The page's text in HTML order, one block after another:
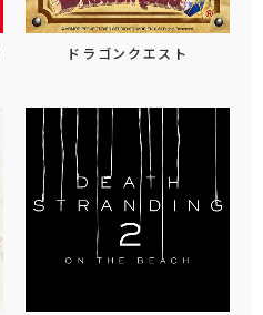
ドラゴンクエスト